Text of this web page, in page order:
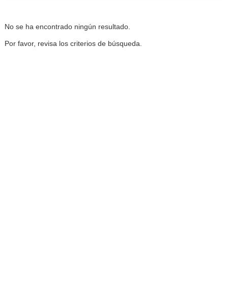
No se ha encontrado ningún resultado.
Por favor, revisa los criterios de búsqueda.